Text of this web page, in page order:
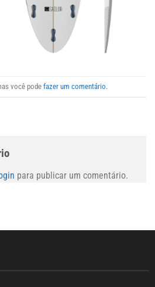
você pode fazer um comentário.
para publicar um comentário.